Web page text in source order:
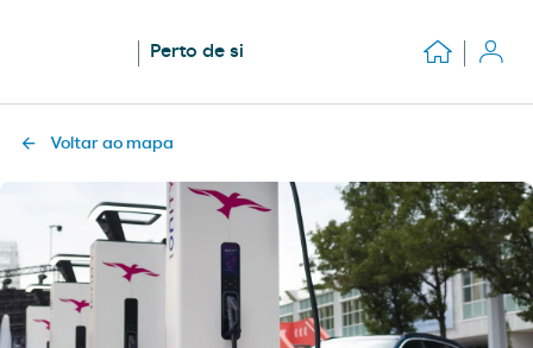
Perto de si
Voltar ao mapa